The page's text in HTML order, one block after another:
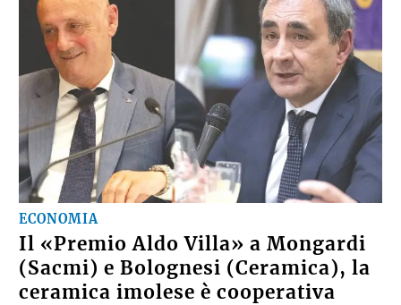
ECONOMIA
Il «Premio Aldo Villa» a Mongardi
(Sacmi) e Bolognesi (Ceramica), la
ceramica imolese è cooperativa